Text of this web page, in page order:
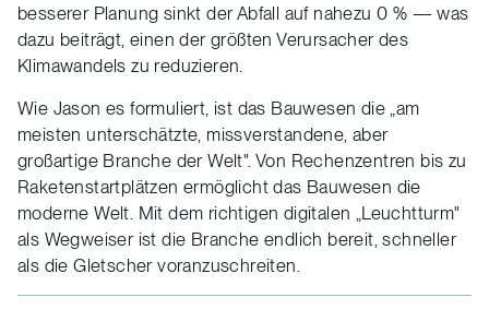
besserer Planung sinkt der Abfall auf nahezu 0 % — was
dazu beiträgt, einen der größten Verursacher des
Klimawandels zu reduzieren.
Wie Jason es formuliert, ist das Bauwesen die „am
meisten unterschätzte, missverstandene, aber
großartige Branche der Welt". Von Rechenzentren bis zu
Raketenstartplätzen ermöglicht das Bauwesen die
moderne Welt. Mit dem richtigen digitalen „Leuchtturm"
als Wegweiser ist die Branche endlich bereit, schneller
als die Gletscher voranzuschreiten.